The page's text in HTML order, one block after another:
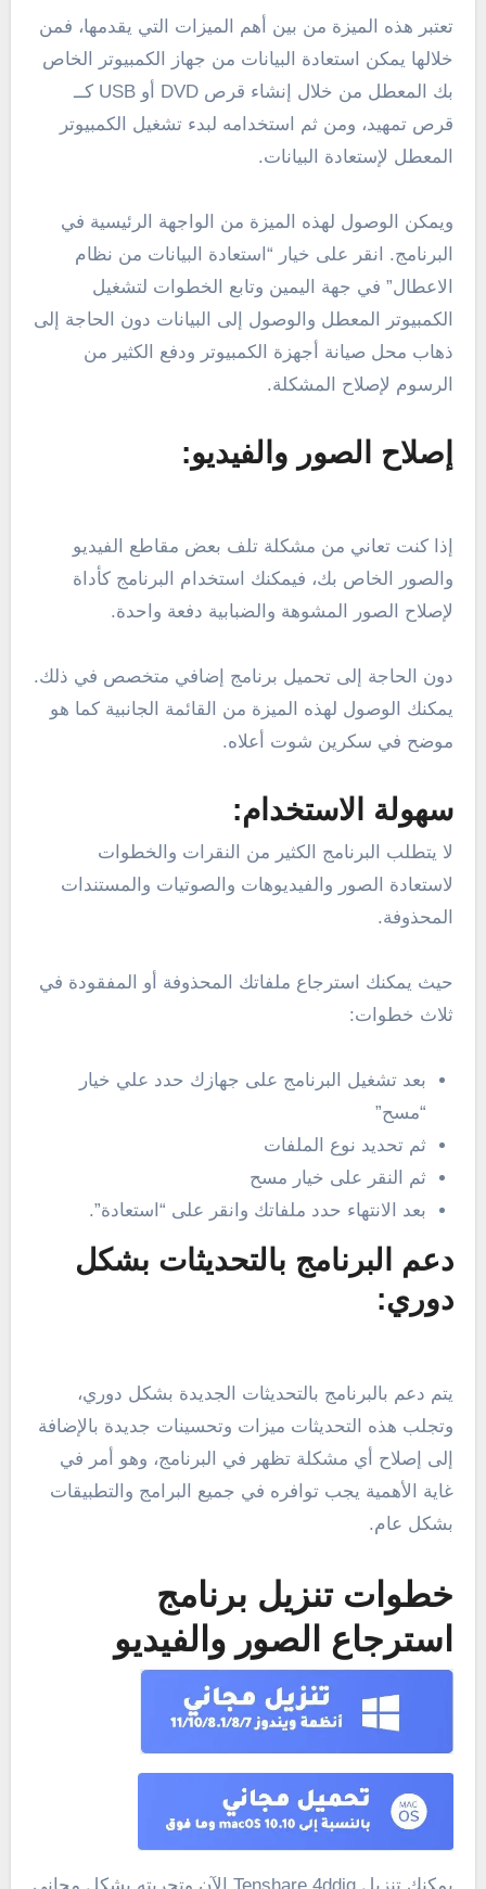
تعتبر هذه الميزة من بين أهم الميزات التي يقدمها، فمن
خلالها يمكن استعادة البيانات من جهاز الكمبيوتر الخاص
بك المعطل من خلال إنشاء قرص DVD أو USB كــ
قرص تمهيد، ومن ثم استخدامه لبدء تشغيل الكمبيوتر
المعطل لإستعادة البيانات.
ويمكن الوصول لهذه الميزة من الواجهة الرئيسية في
البرنامج. انقر على خيار “استعادة البيانات من نظام
الاعطال” في جهة اليمين وتابع الخطوات لتشغيل
الكمبيوتر المعطل والوصول إلى البيانات دون الحاجة إلى
ذهاب محل صيانة أجهزة الكمبيوتر ودفع الكثير من
الرسوم لإصلاح المشكلة.
إصلاح الصور والفيديو:
إذا كنت تعاني من مشكلة تلف بعض مقاطع الفيديو
والصور الخاص بك، فيمكنك استخدام البرنامج كأداة
لإصلاح الصور المشوهة والضبابية دفعة واحدة.
دون الحاجة إلى تحميل برنامج إضافي متخصص في ذلك.
يمكنك الوصول لهذه الميزة من القائمة الجانبية كما هو
موضح في سكرين شوت أعلاه.
سهولة الاستخدام:
لا يتطلب البرنامج الكثير من النقرات والخطوات
لاستعادة الصور والفيديوهات والصوتيات والمستندات
المحذوفة.
حيث يمكنك استرجاع ملفاتك المحذوفة أو المفقودة في
ثلاث خطوات:
بعد تشغيل البرنامج على جهازك حدد علي خيار
“مسح”
ثم تحديد نوع الملفات
ثم النقر على خيار مسح
بعد الانتهاء حدد ملفاتك وانقر على “استعادة”.
دعم البرنامج بالتحديثات بشكل
دوري:
يتم دعم بالبرنامج بالتحديثات الجديدة بشكل دوري،
وتجلب هذه التحديثات ميزات وتحسينات جديدة بالإضافة
إلى إصلاح أي مشكلة تظهر في البرنامج، وهو أمر في
غاية الأهمية يجب توافره في جميع البرامج والتطبيقات
بشكل عام.
خطوات تنزيل برنامج
استرجاع الصور والفيديو